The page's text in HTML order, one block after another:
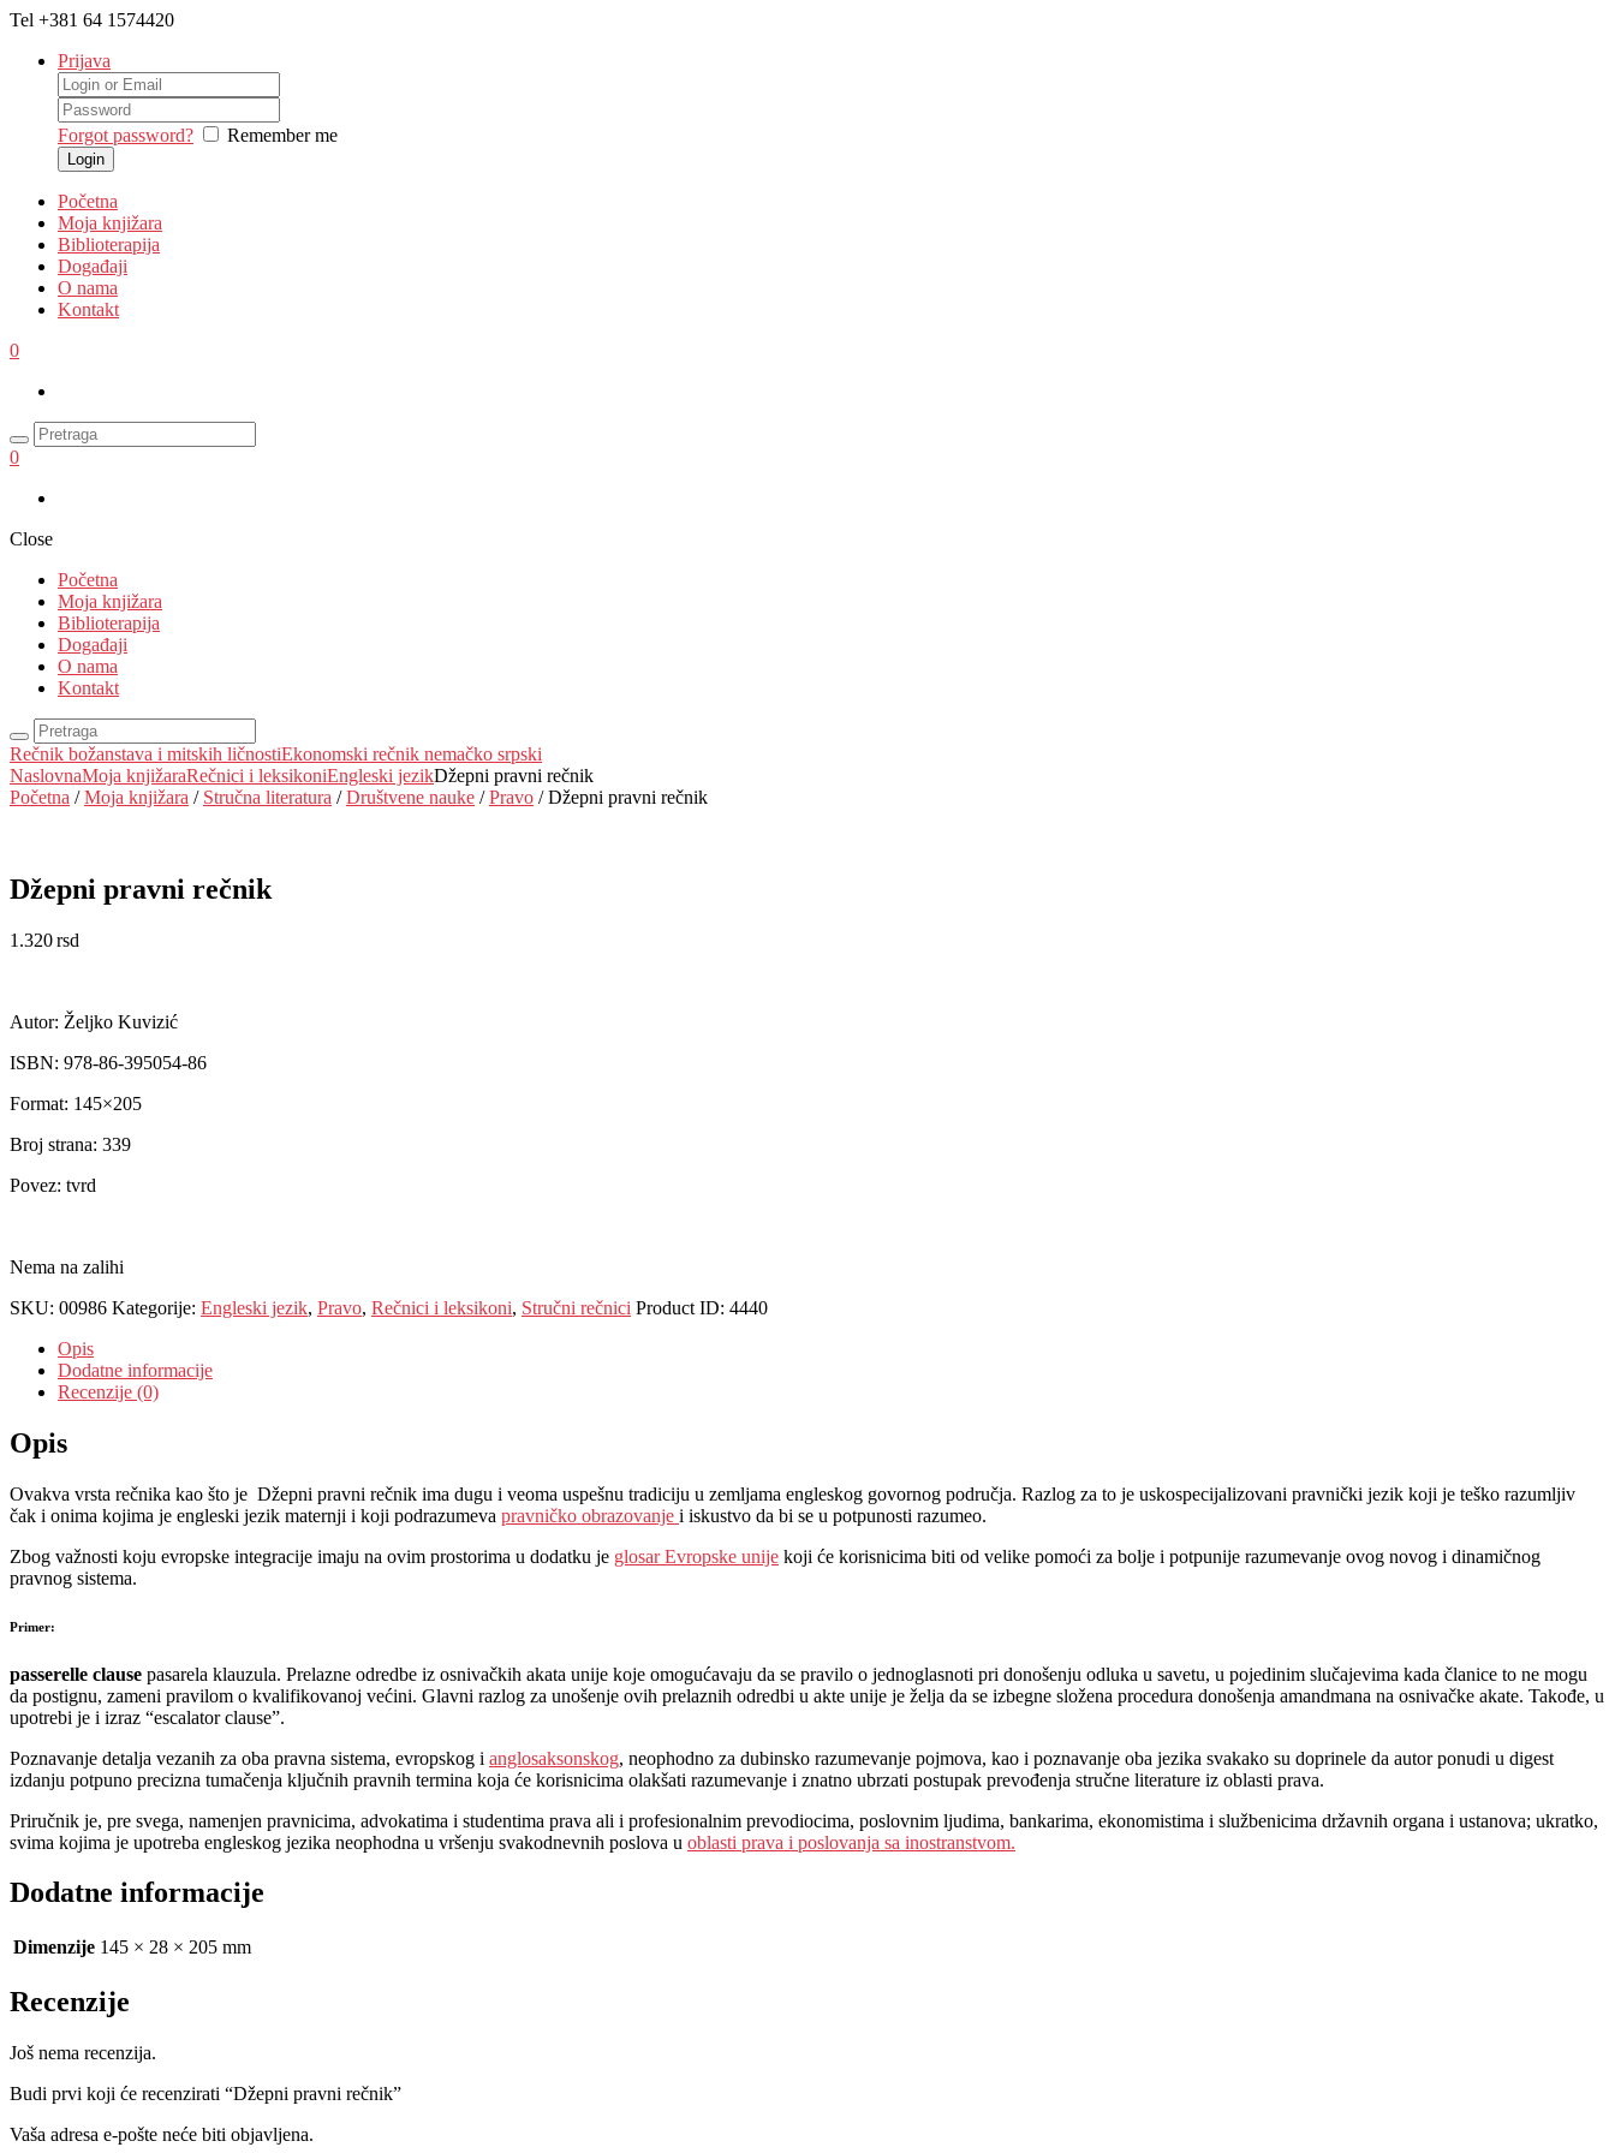
Tel +381 64 1574420
Prijava
Forgot password? Remember me
Početna
Moja knjižara
Biblioterapija
Događaji
O nama
Kontakt
0
0
Close
Početna
Moja knjižara
Biblioterapija
Događaji
O nama
Kontakt
Rečnik božanstava i mitskih ličnostiEkonomski rečnik nemačko srpski
NaslovnaMoja knjižaraRečnici i leksikoniEngleski jezikDžepni pravni rečnik
Početna /Moja knjižara / Stručna literatura /Društvene nauke /Pravo / Džepni pravni rečnik
Džepni pravni rečnik
1.320rsd
Autor: Željko Kuvizić
ISBN: 978-86-395054-86
Format: 145×205
Broj strana: 339
Povez: tvrd
Nema na zalihi
SKU: 00986 Kategorije: Engleski jezik, Pravo, Rečnici i leksikoni, Stručni rečnici Product ID: 4440
Opis
Dodatne informacije
Recenzije (0)
Opis
Ovakva vrsta rečnika kao što je Džepni pravni rečnik ima dugu i veoma uspešnu tradiciju u zemljama engleskog govornog područja. Razlog za to je uskospecijalizovani pravnički jezik koji je teško razumljiv
čak i onima kojima je engleski jezik maternji i koji podrazumeva pravničko obrazovanje i iskustvo da bi se u potpunosti razumeo.
Zbog važnosti koju evropske integracije imaju na ovim prostorima u dodatku je glosar Evropske unije koji će korisnicima biti od velike pomoći za bolje i potpunije razumevanje ovog novog i dinamičnog
pravnog sistema.
Primer:
passerelle clause pasarela klauzula. Prelazne odredbe iz osnivačkih akata unije koje omogućavaju da se pravilo o jednoglasnoti pri donošenju odluka u savetu, u pojedinim slučajevima kada članice to ne mogu
da postignu, zameni pravilom o kvalifikovanoj većini. Glavni razlog za unošenje ovih prelaznih odredbi u akte unije je želja da se izbegne složena procedura donošenja amandmana na osnivačke akate. Takođe, u
upotrebi je i izraz “escalator clause”.
Poznavanje detalja vezanih za oba pravna sistema, evropskog i anglosaksonskog, neophodno za dubinsko razumevanje pojmova, kao i poznavanje oba jezika svakako su doprinele da autor ponudi u digest
izdanju potpuno precizna tumačenja ključnih pravnih termina koja će korisnicima olakšati razumevanje i znatno ubrzati postupak prevođenja stručne literature iz oblasti prava.
Priručnik je, pre svega, namenjen pravnicima, advokatima i studentima prava ali i profesionalnim prevodiocima, poslovnim ljudima, bankarima, ekonomistima i službenicima državnih organa i ustanova; ukratko,
svima kojima je upotreba engleskog jezika neophodna u vršenju svakodnevnih poslova u oblasti prava i poslovanja sa inostranstvom.
Dodatne informacije
Dimenzije 145 × 28 × 205 mm
Recenzije
Još nema recenzija.
Budi prvi koji će recenzirati “Džepni pravni rečnik”
Vaša adresa e-pošte neće biti objavljena.